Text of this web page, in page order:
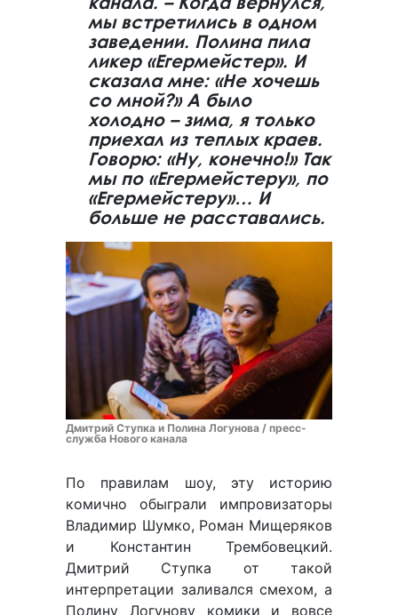
мы встретились в одном
заведении. Полина пила
ликер «Егермейстер». И
сказала мне: «Не хочешь
со мной?» А было
холодно – зима, я только
приехал из теплых краев.
Говорю: «Ну, конечно!» Так
мы по «Егермейстеру», по
«Егермейстеру»… И
больше не расставались.
Дмитрий Ступка и Полина Логунова / пресс-
служба Нового канала
По правилам шоу, эту историю
комично обыграли импровизаторы
Владимир Шумко, Роман Мищеряков
и Константин Трембовецкий.
Дмитрий Ступка от такой
интерпретации заливался смехом, а
Полину Логунову комики и вовсе